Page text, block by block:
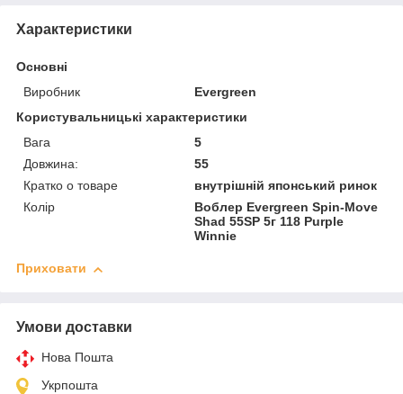
Характеристики
Основні
Виробник
Evergreen
Користувальницькі характеристики
Вага
5
Довжина:
55
Кратко о товаре
внутрішній японський ринок
Колір
Воблер Evergreen Spin-Move
Shad 55SP 5г 118 Purple
Winnie
Приховати
Умови доставки
Нова Пошта
Укрпошта